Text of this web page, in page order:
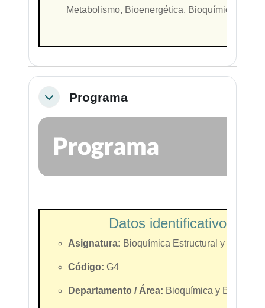
Metabolismo, Bioenergética, Bioquímica
ColapsarPrograma
Datos identificativos de
Asignatura: Bioquímica Estructural y
Código: G4
Departamento / Área: Bioquímica y Biología